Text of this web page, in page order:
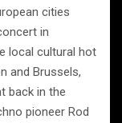
cities
in
local cultural hot
and Brussels,
back in the
pioneer Rod